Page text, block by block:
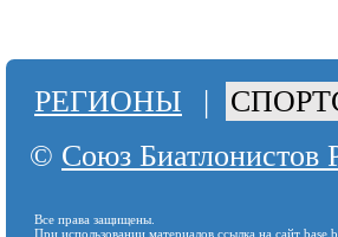
РЕГИОНЫ |
© Союз Биатлонистов
Все права защищены.
При использовании материалов ссылка на сайт